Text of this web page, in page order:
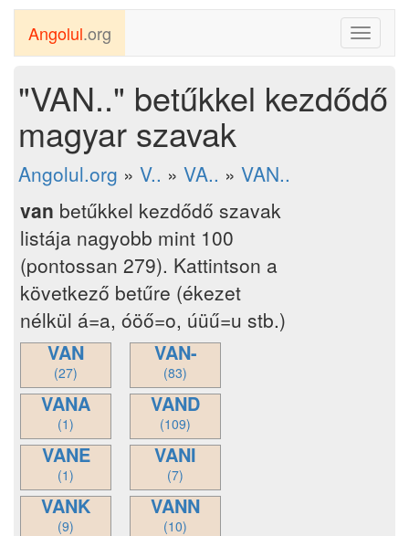
Toggle
Angolul.org
"VAN.." betűkkel kezdődő
magyar szavak
Angolul.org » V.. » VA.. » VAN..
van betűkkel kezdődő szavak
listája nagyobb mint 100
(pontossan 279). Kattintson a
következő betűre (ékezet
nélkül á=a, óöő=o, úüű=u stb.)
VAN
(27)
VAN-
(83)
VANA
(1)
VAND
(109)
VANE
(1)
VANI
(7)
VANK
(9)
VANN
(10)